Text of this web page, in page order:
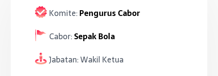
Komite:Pengurus Cabor
Cabor:Sepak Bola
Jabatan:Wakil Ketua